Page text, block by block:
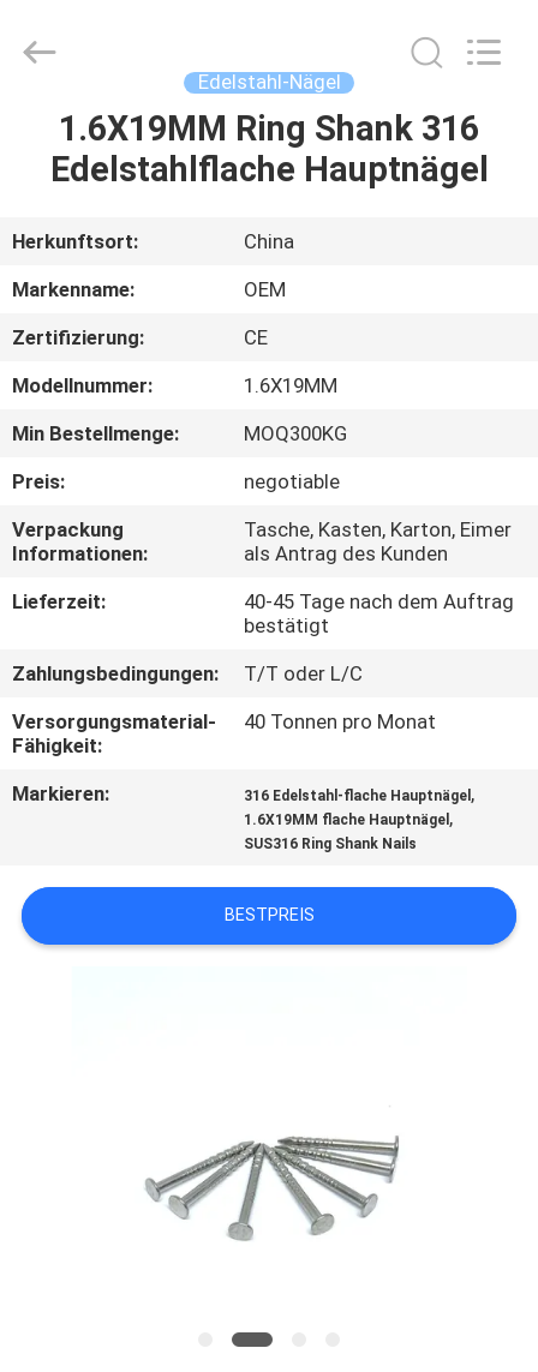
HAUS
ÜBER
UNS
FABRIK-
AUSFLUG
QUALITÄTSKONTROLLE
TRETEN
MIT
UNS
IN
VERBINDUNG
SIE EIN
ZITAT
License.
Edelstahl-Nägel
1.6X19MM Ring Shank 316
Edelstahlflache Hauptnägel
Herkunftsort:
China
Markenname:
OEM
Zertifizierung:
CE
Modellnummer:
1.6X19MM
Min Bestellmenge:
MOQ300KG
Preis:
negotiable
Verpackung
Informationen:
Tasche, Kasten, Karton, Eimer
als Antrag des Kunden
Lieferzeit:
40-45 Tage nach dem Auftrag
bestätigt
Zahlungsbedingungen:
T/T oder L/C
Versorgungsmaterial-
Fähigkeit:
40 Tonnen pro Monat
Markieren: 316 Edelstahl-flache Hauptnägel ,
1.6X19MM flache Hauptnägel ,
SUS316 Ring Shank Nails
BESTPREIS